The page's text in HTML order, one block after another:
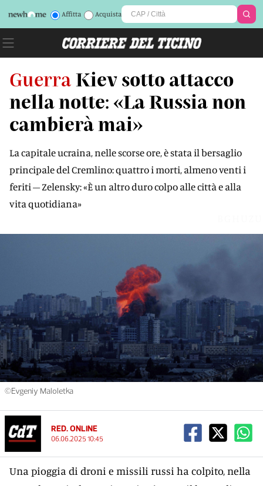
Affitta Acquista
Guerra Kiev sotto attacco
nella notte: «La Russia non
cambierà mai»
La capitale ucraina, nelle scorse ore, è stata il bersaglio
principale del Cremlino: quattro i morti, almeno venti i
feriti – Zelensky: «È un altro duro colpo alle città e alla
vita quotidiana»
©Evgeniy Maloletka
RED. ONLINE
06.06.2025 10:45
Una pioggia di droni e missili russi ha colpito, nella